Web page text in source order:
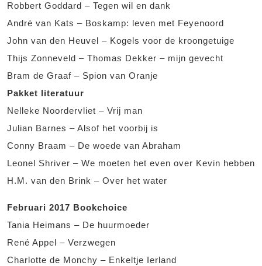
Robbert Goddard – Tegen wil en dank
André van Kats – Boskamp: leven met Feyenoord
John van den Heuvel – Kogels voor de kroongetuige
Thijs Zonneveld – Thomas Dekker – mijn gevecht
Bram de Graaf – Spion van Oranje
Pakket literatuur
Nelleke Noordervliet – Vrij man
Julian Barnes – Alsof het voorbij is
Conny Braam – De woede van Abraham
Leonel Shriver – We moeten het even over Kevin hebben
H.M. van den Brink – Over het water
Februari 2017 Bookchoice
Tania Heimans – De huurmoeder
René Appel – Verzwegen
Charlotte de Monchy – Enkeltje Ierland